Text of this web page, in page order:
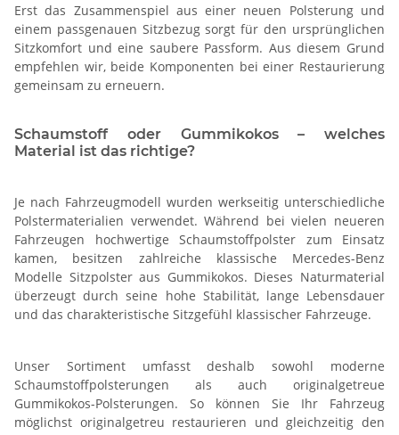
Erst das Zusammenspiel aus einer neuen Polsterung und
einem passgenauen Sitzbezug sorgt für den ursprünglichen
Sitzkomfort und eine saubere Passform. Aus diesem Grund
empfehlen wir, beide Komponenten bei einer Restaurierung
gemeinsam zu erneuern.
Schaumstoff oder Gummikokos – welches
Material ist das richtige?
Je nach Fahrzeugmodell wurden werkseitig unterschiedliche
Polstermaterialien verwendet. Während bei vielen neueren
Fahrzeugen hochwertige Schaumstoffpolster zum Einsatz
kamen, besitzen zahlreiche klassische Mercedes-Benz
Modelle Sitzpolster aus Gummikokos. Dieses Naturmaterial
überzeugt durch seine hohe Stabilität, lange Lebensdauer
und das charakteristische Sitzgefühl klassischer Fahrzeuge.
Unser Sortiment umfasst deshalb sowohl moderne
Schaumstoffpolsterungen als auch originalgetreue
Gummikokos-Polsterungen. So können Sie Ihr Fahrzeug
möglichst originalgetreu restaurieren und gleichzeitig den